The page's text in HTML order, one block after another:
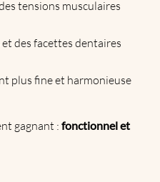
tensions musculaires
des facettes dentaires
plus fine et harmonieuse
gagnant :fonctionnel et